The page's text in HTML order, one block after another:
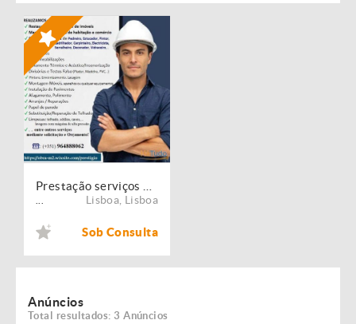
Lisboa Lisboa
Sob Consulta
Anúncios
Total resultados: 3 Anúncios